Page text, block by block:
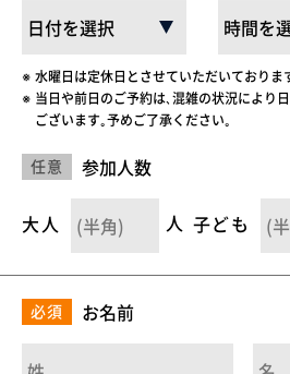
プライバシーポリ
カスタマーハラスメントに
水曜日は定休日とさせていただいておりま
当日や前日のご予約は､混雑の状況により
ございます｡予めご了承ください｡
参加人数
任意
大人 人 子ども
お名前
必須